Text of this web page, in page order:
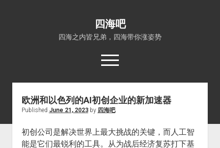
四海吧
四海之内皆兄弟，四海带你涨姿势
open
menu
首页
menu
涨姿势
关于四海吧
欧洲和以色列的AI初创企业的新加速器
Published June 21, 2023by 四海吧
初创公司是解决世界上最大挑战的关键，而人工智
能是它们最锐利的工具。从为战后经济复苏打下基